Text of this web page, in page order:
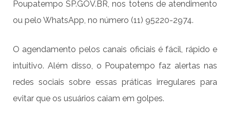
Poupatempo SP.GOV.BR, nos totens de atendimento
ou pelo WhatsApp, no número (11) 95220-2974.
O agendamento pelos canais oficiais é fácil, rápido e
intuitivo. Além disso, o Poupatempo faz alertas nas
redes sociais sobre essas práticas irregulares para
evitar que os usuários caiam em golpes.